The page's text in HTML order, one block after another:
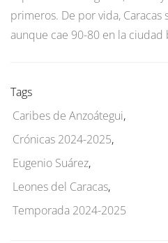
primeros. De por vida, Caracas
aunque cae 90-80 en la ciudad
Tags
Caribes de Anzoátegui,
Crónicas 2024-2025,
Eugenio Suárez,
Leones del Caracas,
Temporada 2024-2025